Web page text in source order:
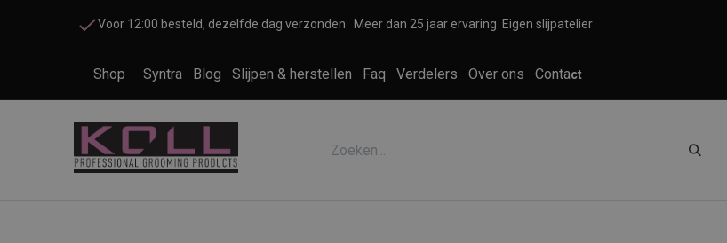
Voor 12:00 besteld, dezelfde dag verzonden Meer dan 25 jaar ervaring Eigen slijpatelier
Shop Syntra Blog Slijpen & herstellen Faq Verdelers Over ons Contact